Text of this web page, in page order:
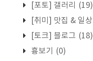
[포토] 갤러리
(19)
[취미] 맛집 & 일상
[토크] 블로그 (18)
흉보기
(0)